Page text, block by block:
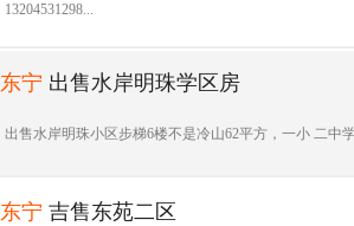
13204531298...
东宁 出售水岸明珠学区房
出售水岸明珠小区步梯6楼不是冷山62平方，一小 二中
东宁 吉售东苑二区